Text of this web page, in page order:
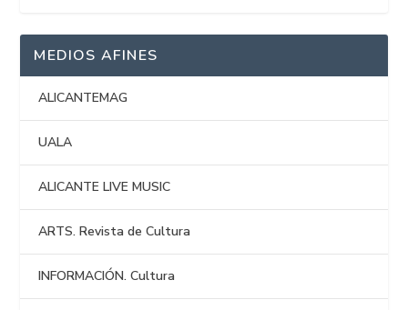
MEDIOS AFINES
ALICANTEMAG
UALA
ALICANTE LIVE MUSIC
ARTS. Revista de Cultura
INFORMACIÓN. Cultura